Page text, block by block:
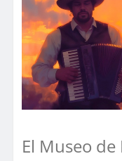
El Museo